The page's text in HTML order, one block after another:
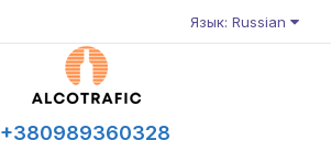
Язык: Russian
+380989360328